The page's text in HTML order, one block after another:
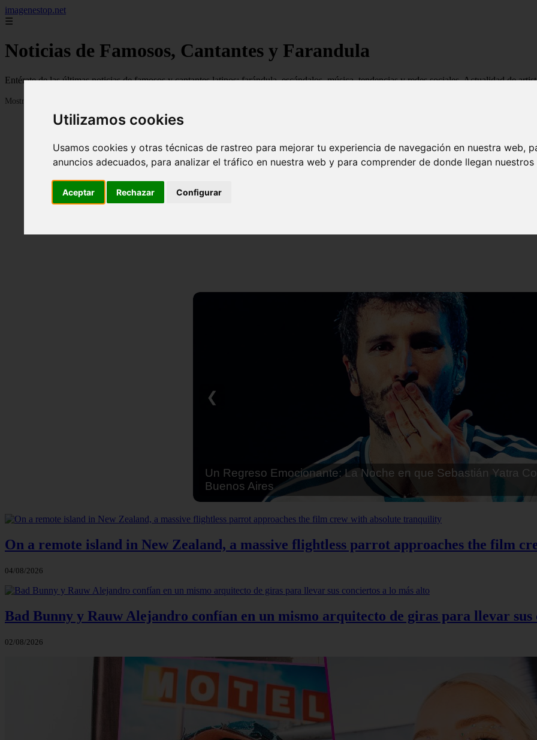
Utilizamos cookies
Usamos cookies y otras técnicas de rastreo para mejorar tu experiencia de navegación en nuestra web,
anuncios adecuados, para analizar el tráfico en nuestra web y para comprender de donde llegan
Aceptar Rechazar Configurar
imagenestop.net
☰
Noticias de Famosos, Cantantes y Farandula
Entérate de las últimas noticias de famosos y cantantes latinos: farándula, escándalos, música, tendencias y redes sociales. Actualidad de
Mostrando 1 - 24 de 1585 artículos
Un Regreso Emocionante: La Noche en que Sebastián Yatra
Buenos Aires
❮
On a remote island in New Zealand, a massive flightless parrot approaches the film
04/08/2026
Bad Bunny y Rauw Alejandro confían en un mismo arquitecto de giras para llevar sus
02/08/2026